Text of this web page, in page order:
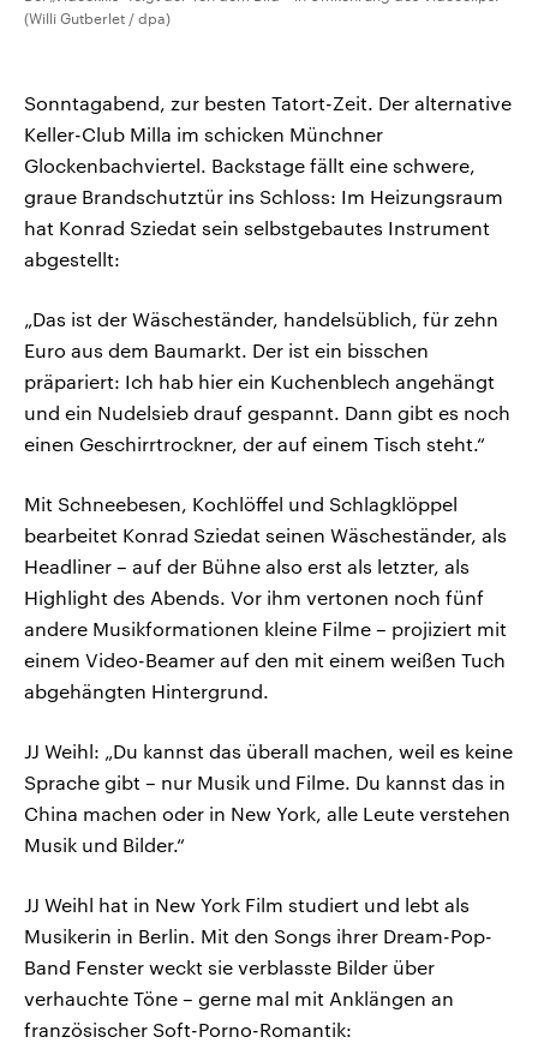
(Willi Gutberlet / dpa)
Sonntagabend, zur besten Tatort-Zeit. Der alternative
Keller-Club Milla im schicken Münchner
Glockenbachviertel. Backstage fällt eine schwere,
graue Brandschutztür ins Schloss: Im Heizungsraum
hat Konrad Sziedat sein selbstgebautes Instrument
abgestellt:
„Das ist der Wäscheständer, handelsüblich, für zehn
Euro aus dem Baumarkt. Der ist ein bisschen
präpariert: Ich hab hier ein Kuchenblech angehängt
und ein Nudelsieb drauf gespannt. Dann gibt es noch
einen Geschirrtrockner, der auf einem Tisch steht.“
Mit Schneebesen, Kochlöffel und Schlagklöppel
bearbeitet Konrad Sziedat seinen Wäscheständer, als
Headliner – auf der Bühne also erst als letzter, als
Highlight des Abends. Vor ihm vertonen noch fünf
andere Musikformationen kleine Filme – projiziert mit
einem Video-Beamer auf den mit einem weißen Tuch
abgehängten Hintergrund.
JJ Weihl: „Du kannst das überall machen, weil es keine
Sprache gibt – nur Musik und Filme. Du kannst das in
China machen oder in New York, alle Leute verstehen
Musik und Bilder.“
JJ Weihl hat in New York Film studiert und lebt als
Musikerin in Berlin. Mit den Songs ihrer Dream-Pop-
Band Fenster weckt sie verblasste Bilder über
verhauchte Töne – gerne mal mit Anklängen an
französischer Soft-Porno-Romantik: